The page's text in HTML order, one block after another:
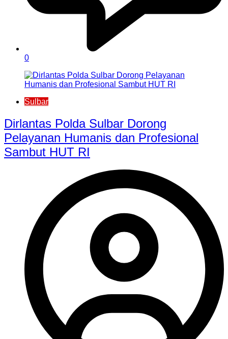
0
Sulbar
Dirlantas Polda Sulbar Dorong
Pelayanan Humanis dan Profesional
Sambut HUT RI